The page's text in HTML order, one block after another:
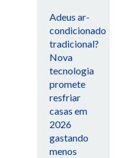
Adeus ar-
condicionado
tradicional?
Nova
tecnologia
promete
resfriar
casas em
2026
gastando
menos